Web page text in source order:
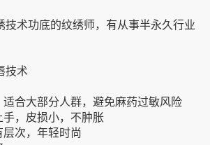
术功底的纹绣师，有从事半永久行业
术
合大部分人群，避免麻药过敏风险
，皮损小，不肿胀
次，年轻时尚